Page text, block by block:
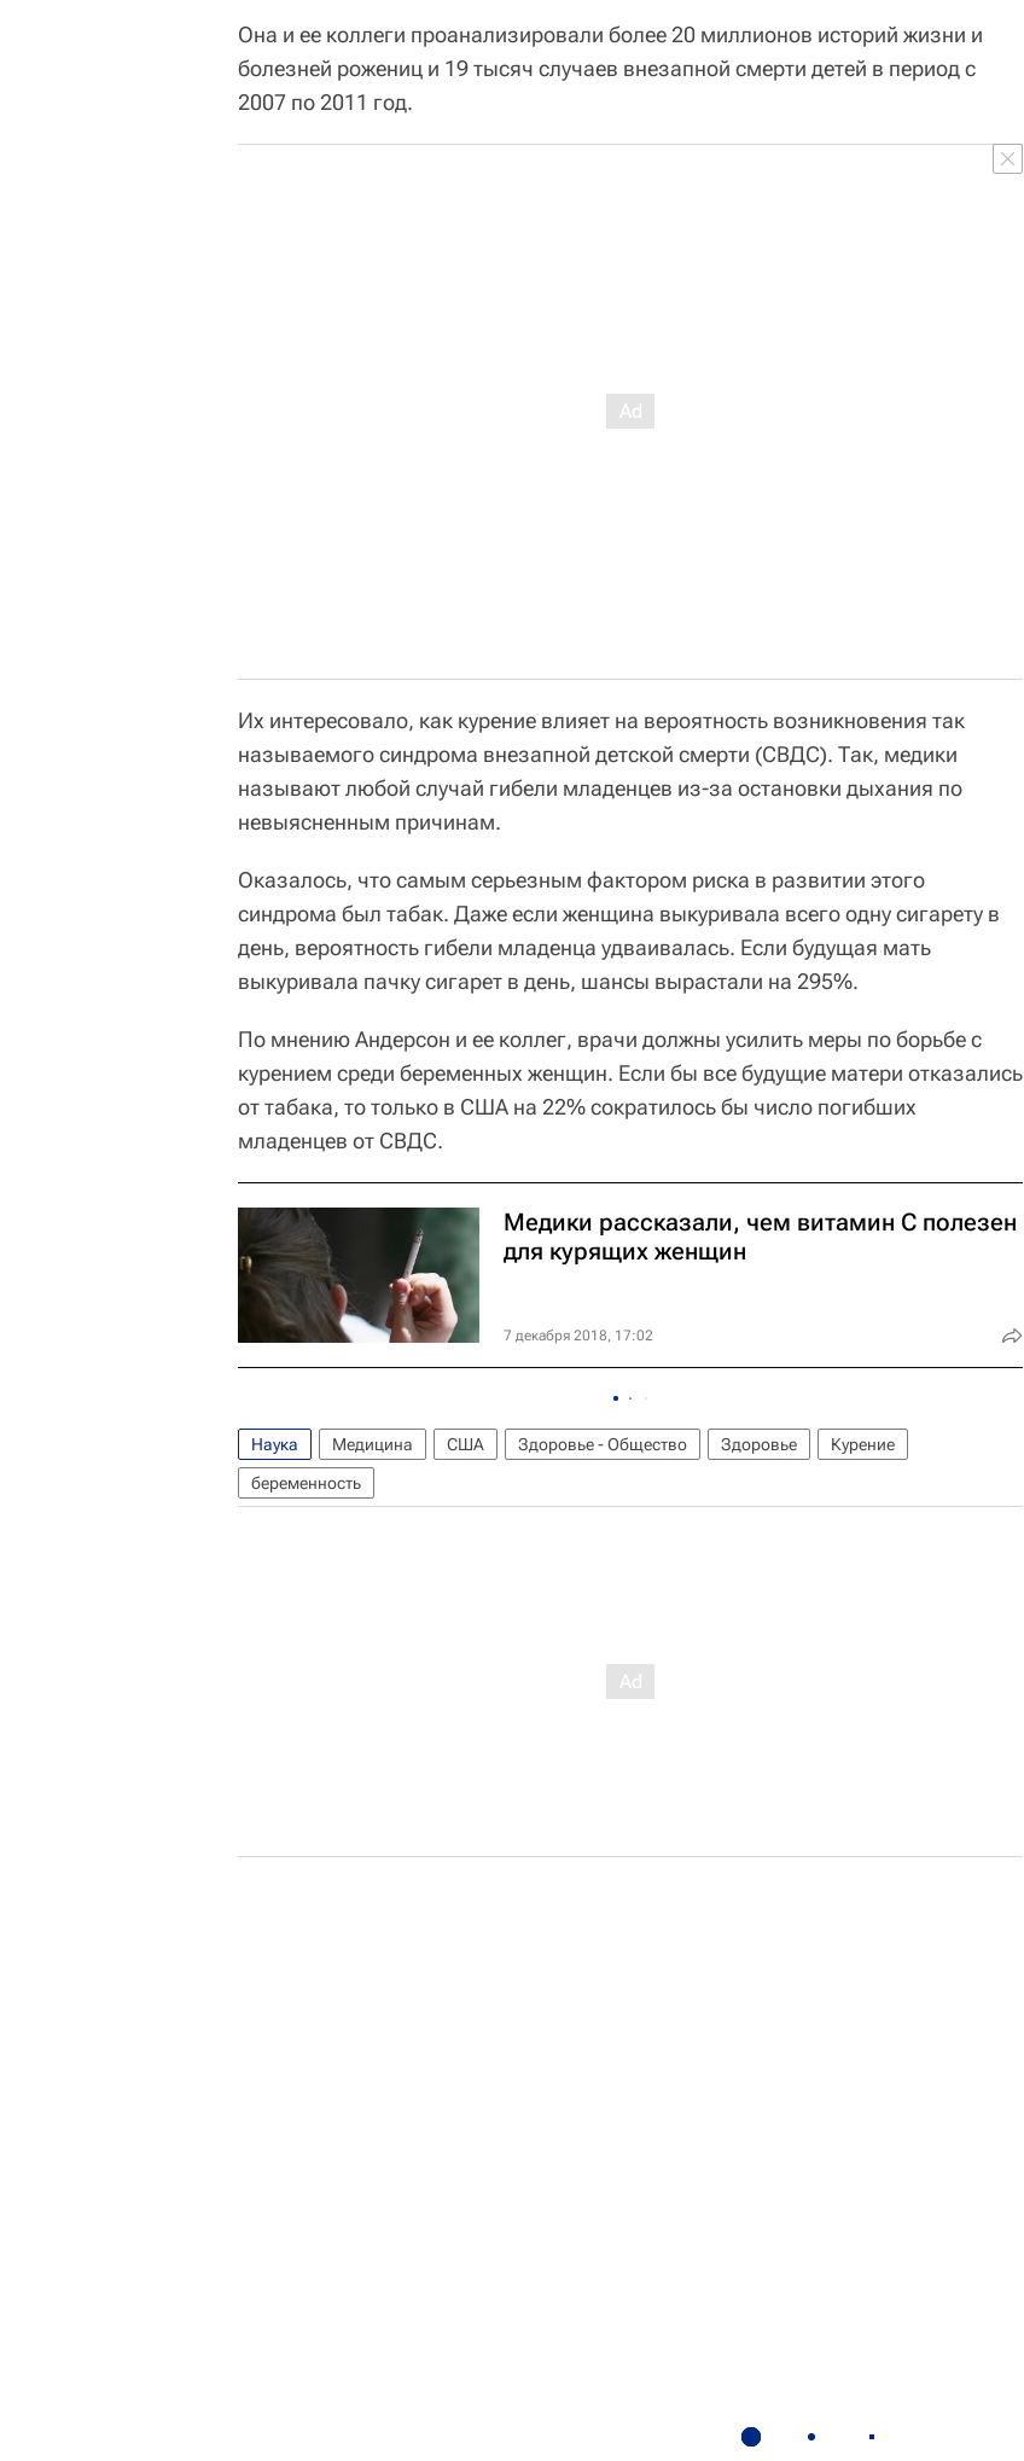
Она и ее коллеги проанализировали более 20 миллионов историй жизни и
болезней рожениц и 19 тысяч случаев внезапной смерти детей в период с
2007 по 2011 год.
Их интересовало, как курение влияет на вероятность возникновения так
называемого синдрома внезапной детской смерти (СВДС). Так, медики
называют любой случай гибели младенцев из-за остановки дыхания по
невыясненным причинам.
Оказалось, что самым серьезным фактором риска в развитии этого
синдрома был табак. Даже если женщина выкуривала всего одну сигарету в
день, вероятность гибели младенца удваивалась. Если будущая мать
выкуривала пачку сигарет в день, шансы вырастали на 295%.
По мнению Андерсон и ее коллег, врачи должны усилить меры по борьбе с
курением среди беременных женщин. Если бы все будущие матери отказались
от табака, то только в США на 22% сократилось бы число погибших
младенцев от СВДС.
Медики рассказали, чем витамин C полезен
для курящих женщин
7 декабря 2018, 17:02
Наука Медицина США Здоровье - Общество Здоровье
Курение
беременность